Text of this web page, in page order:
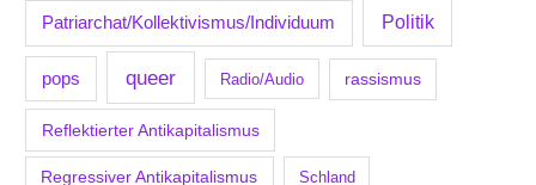
Patriarchat/Kollektivismus/Individuum Politik
pops queer Radio/Audio rassismus
Reflektierter Antikapitalismus
Regressiver Antikapitalismus Schland